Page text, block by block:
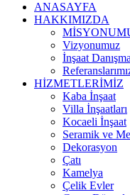
ANASAYFA
HAKKIMIZDA
Vizyonumuz
İnşaat
HİZMETLERİMİZ
Kaba İnşaat
Villa İnşaatları
Kocaeli İnşaat
Seramik ve
Dekorasyon
Çatı
Kamelya
Çelik Evler